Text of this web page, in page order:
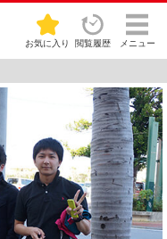
お気に入り 閲覧履歴 メニュー